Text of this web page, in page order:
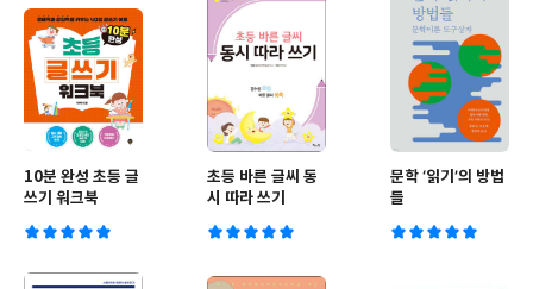
10분 완성 초등 글
쓰기 워크북
초등 바른 글씨 동
시 따라 쓰기
문학 ‘읽기’의 방법
들